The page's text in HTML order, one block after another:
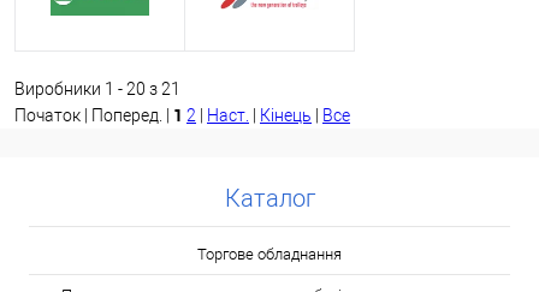
Виробники 1 - 20 з 21
Початок | Поперед. | 1 2 Наст. Кінець Все
Каталог
Торгове обладнання